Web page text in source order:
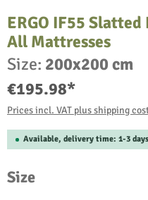
ERGO IF55
All Mattresses
Size: 200x200 cm
€195.98*
Prices incl. VAT plus shipping
Available, delivery time: 1-3 days
Select
Size